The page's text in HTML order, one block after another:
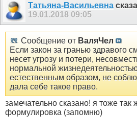
Татьяна-Васильевна
19.01.2018 09:05
Сообщение от ВаляЧел
Если закон за гранью здравого
несет угрозу и потери,
нормальной
естественным образом, не
дала себе такое право.
замечательно сказано! я тоже так
формулировка (запомню)